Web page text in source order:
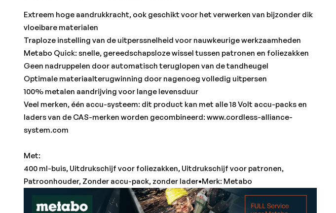
Extreem hoge aandrukkracht, ook geschikt voor het verwerken van bijzonder dik
vloeibare materialen
Traploze instelling van de uitperssnelheid voor nauwkeurige werkzaamheden
Metabo Quick: snelle, gereedschapsloze wissel tussen patronen en foliezakken
Geen nadruppelen door automatisch teruglopen van de tandheugel
Optimale materiaalterugwinning door nagenoeg volledig uitpersen
100% metalen aandrijving voor lange levensduur
Veel merken, één accu-systeem: dit product kan met alle 18 Volt accu-packs en
laders van de CAS-merken worden gecombineerd: www.cordless-alliance-
system.com
Met:
400 ml-buis, Uitdrukschijf voor foliezakken, Uitdrukschijf voor patronen,
Patroonhouder, Zonder accu-pack, zonder lader•Merk: Metabo